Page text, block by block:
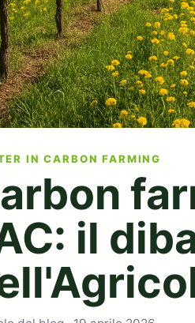
IN CARBON FARMING
il